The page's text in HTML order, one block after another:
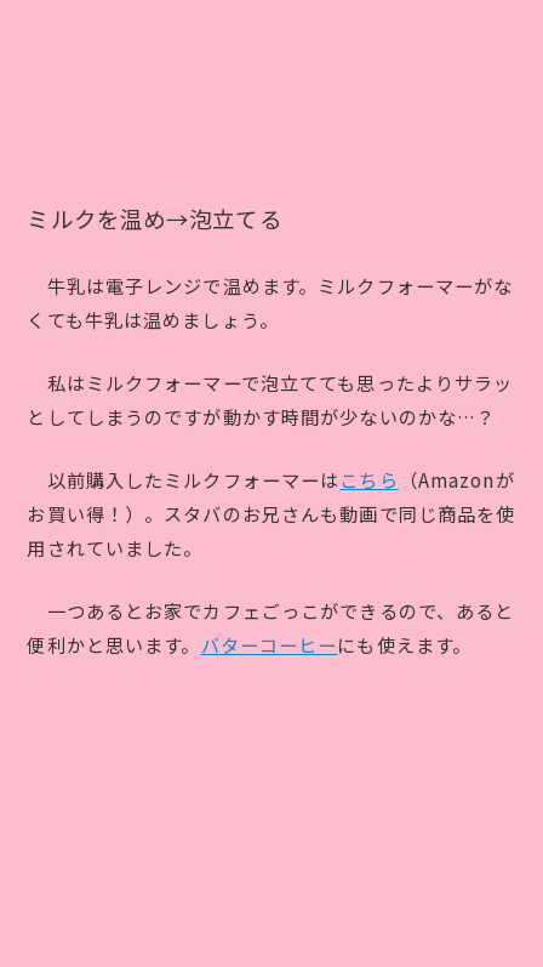
ミルクを温め→泡立てる
牛乳は電子レンジで温めます。ミルクフォーマーがな
くても牛乳は温めましょう。
私はミルクフォーマーで泡立てても思ったよりサラッ
としてしまうのですが動かす時間が少ないのかな…？
以前購入したミルクフォーマーはこちら
（Amazonが
お買い得！）。スタバのお兄さんも動画で同じ商品を使
用されていました。
一つあるとお家でカフェごっこができるので、あると
便利かと思います。 バターコーヒーにも使えます。